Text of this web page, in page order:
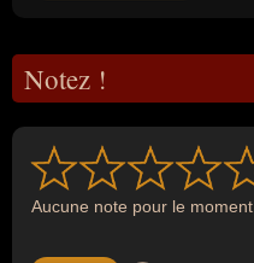
Notez !
Aucune note pour le